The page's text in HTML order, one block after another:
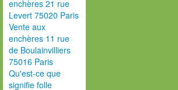
enchères 21 rue
Levert 75020 Paris
Vente aux
enchères 11 rue
de Boulainvilliers
75016 Paris
Qu'est-ce que
signifie folle